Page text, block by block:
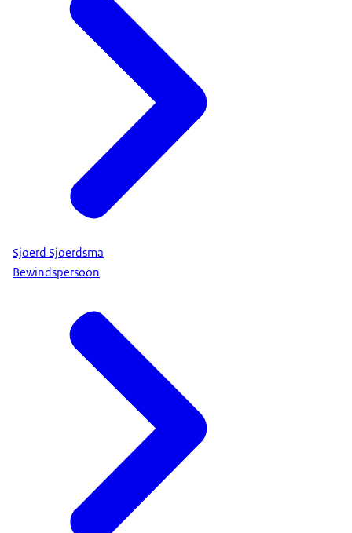
Sjoerd Sjoerdsma
Bewindspersoon